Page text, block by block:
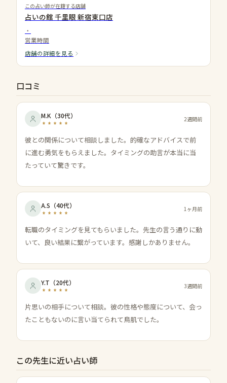
この占い師が在籍する店舗
占いの館 千里眼 新宿東口店
・
営業時間
店舗の詳細を見る
口コミ
M.K （30代） 2週間前
彼との関係について相談しました。的確なアドバイスで前
に進む勇気をもらえました。タイミングの助言が本当に当
たっていて驚きです。
A.S （40代） 1ヶ月前
転職のタイミングを見てもらいました。先生の言う通りに動
いて、良い結果に繋がっています。感謝しかありません。
Y.T （20代） 3週間前
片思いの相手について相談。彼の性格や態度について、会っ
たこともないのに言い当てられて鳥肌でした。
この先生に近い占い師